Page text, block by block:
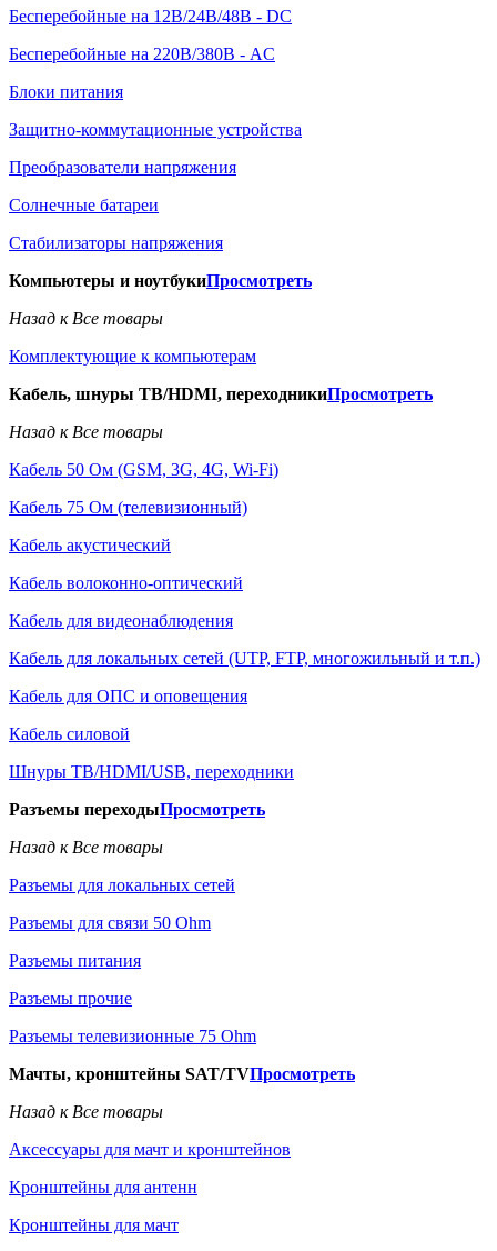
Бесперебойные на 12В/24В/48В - DC
Бесперебойные на 220В/380В - AC
Блоки питания
Защитно-коммутационные устройства
Преобразователи напряжения
Солнечные батареи
Стабилизаторы напряжения
Компьютеры и ноутбукиПросмотреть
Назад к Все товары
Комплектующие к компьютерам
Кабель, шнуры ТВ/HDMI, переходникиПросмотреть
Назад к Все товары
Кабель 50 Ом (GSM, 3G, 4G, Wi-Fi)
Кабель 75 Ом (телевизионный)
Кабель акустический
Кабель волоконно-оптический
Кабель для видеонаблюдения
Кабель для локальных сетей (UTP, FTP, многожильный и т.п.)
Кабель для ОПС и оповещения
Кабель силовой
Шнуры ТВ/HDMI/USB, переходники
Разъемы переходыПросмотреть
Назад к Все товары
Разъемы для локальных сетей
Разъемы для связи 50 Ohm
Разъемы питания
Разъемы прочие
Разъемы телевизионные 75 Ohm
Мачты, кронштейны SAT/TVПросмотреть
Назад к Все товары
Аксессуары для мачт и кронштейнов
Кронштейны для антенн
Кронштейны для мачт